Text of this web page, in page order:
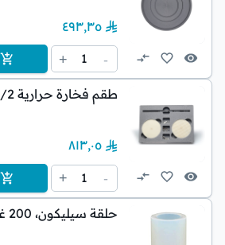
٤٩٣٫٣٥
-
1
+
طقم فخارة حرارية Programat/2
٨١٣٫٠٥
-
1
+
حلقة سيليكون، 200 غرام